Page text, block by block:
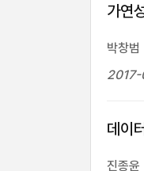
가연
박창범
데이
진종윤